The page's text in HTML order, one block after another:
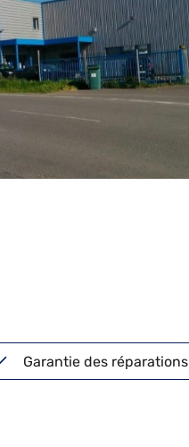
Garantie des réparations